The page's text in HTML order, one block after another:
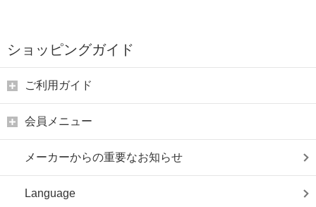
ショッピングガイド
ご利用ガイド
会員メニュー
メーカーからの重要なお知らせ
Language